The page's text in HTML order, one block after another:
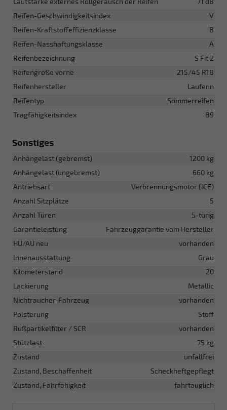
Reifen-Geschwindigkeitsindex
V
Reifen-Kraftstoffeffizienzklasse
B
Reifen-Nasshaftungsklasse
A
Reifenbezeichnung
S Fit 2
Reifengröße vorne
215/45 R18
Reifenhersteller
Laufenn
Reifentyp
Sommerreifen
Tragfähigkeitsindex
89
Sonstiges
Anhängelast (gebremst)
1200 kg
Anhängelast (ungebremst)
660 kg
Antriebsart
Verbrennungsmotor (ICE)
Anzahl Sitzplätze
5
Anzahl Türen
5-türig
Garantieleistung
Fahrzeuggarantie vom Hersteller
HU/AU neu
vorhanden
Innenausstattung
Grau
Kilometerstand
20
Lackierung
Metallic
Nichtraucher-Fahrzeug
vorhanden
Polsterung
Stoff
Rußpartikelfilter / SCR
vorhanden
Stützlast
75 kg
Zustand
unfallfrei
Zustand, Beschaffenheit
Scheckheftgepflegt
Zustand, Fahrfähigkeit
fahrtauglich